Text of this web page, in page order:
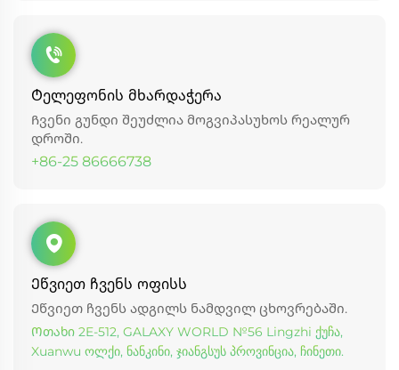
Ტელეფონის მხარდაჭერა
Ჩვენი გუნდი შეუძლია მოგვიპასუხოს რეალურ
დროში.
+86-25 86666738
Ეწვიეთ ჩვენს ოფისს
Ეწვიეთ ჩვენს ადგილს ნამდვილ ცხოვრებაში.
Ოთახი 2E-512, GALAXY WORLD №56 Lingzhi ქუჩა,
Xuanwu ოლქი, ნანკინი, ჯიანგსუს პროვინცია, ჩინეთი.